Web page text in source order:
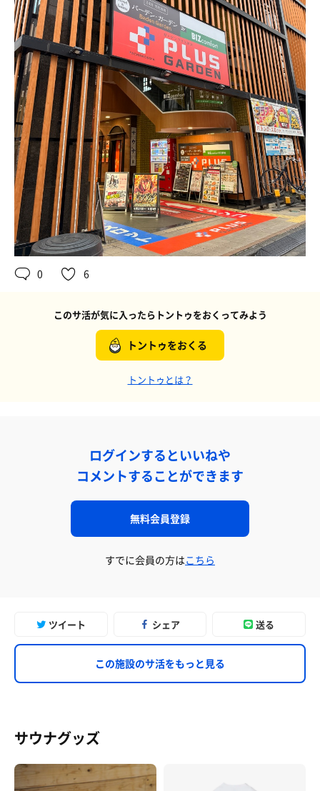
0 6
このサ活が気に入ったらトントゥをおくってみよう
トントゥをおくる
トントゥとは？
ログインするといいねや
コメントすることができます
無料会員登録
すでに会員の方はこちら
ツイート シェア 送る
この施設のサ活をもっと見る
サウナグッズ